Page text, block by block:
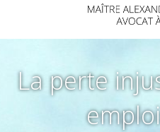
La perte